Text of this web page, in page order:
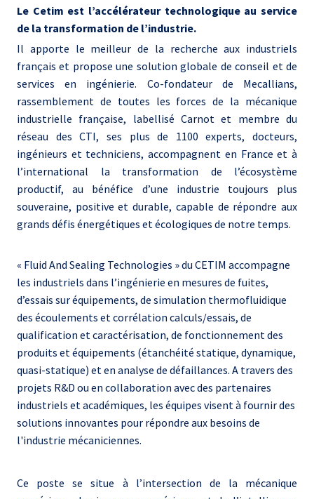
Le Cetim est l’accélérateur technologique au service
de la transformation de l’industrie.
Il apporte le meilleur de la recherche aux industriels
français et propose une solution globale de conseil et de
services en ingénierie. Co-fondateur de Mecallians,
rassemblement de toutes les forces de la mécanique
industrielle française, labellisé Carnot et membre du
réseau des CTI, ses plus de 1100 experts, docteurs,
ingénieurs et techniciens, accompagnent en France et à
l’international la transformation de l’écosystème
productif, au bénéfice d’une industrie toujours plus
souveraine, positive et durable, capable de répondre aux
grands défis énergétiques et écologiques de notre temps.
« Fluid And Sealing Technologies » du CETIM accompagne
les industriels dans l’ingénierie en mesures de fuites,
d’essais sur équipements, de simulation thermofluidique
des écoulements et corrélation calculs/essais, de
qualification et caractérisation, de fonctionnement des
produits et équipements (étanchéité statique, dynamique,
quasi-statique) et en analyse de défaillances. A travers des
projets R&D ou en collaboration avec des partenaires
industriels et académiques, les équipes visent à fournir des
solutions innovantes pour répondre aux besoins de
l'industrie mécaniciennes.
Ce poste se situe à l’intersection de la mécanique